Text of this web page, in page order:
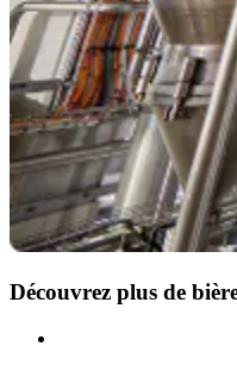
Découvrez plus de